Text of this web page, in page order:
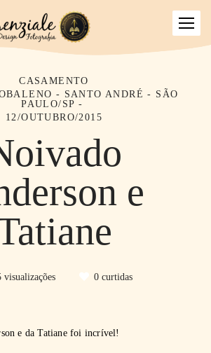
CASAMENTO
- SANTO ANDRÉ - SÃO
PAULO/SP
12/OUTUBRO/2015
e
visualizações 0curtidas
e da Tatiane foi incrível!